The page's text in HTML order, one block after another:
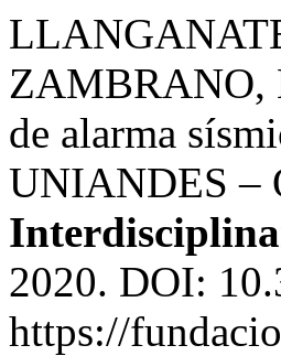
ZAMBRANO,
de alarma
UNIANDES –
2020. DOI:
https://